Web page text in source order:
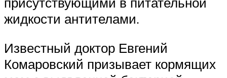
жидкости антителами.
Известный доктор Евгений
Комаровский призывает кормящих